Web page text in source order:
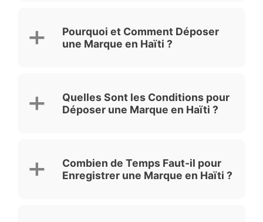
Pourquoi et Comment Déposer
une Marque en Haïti ?
Quelles Sont les Conditions pour
Déposer une Marque en Haïti ?
Combien de Temps Faut-il pour
Enregistrer une Marque en Haïti ?